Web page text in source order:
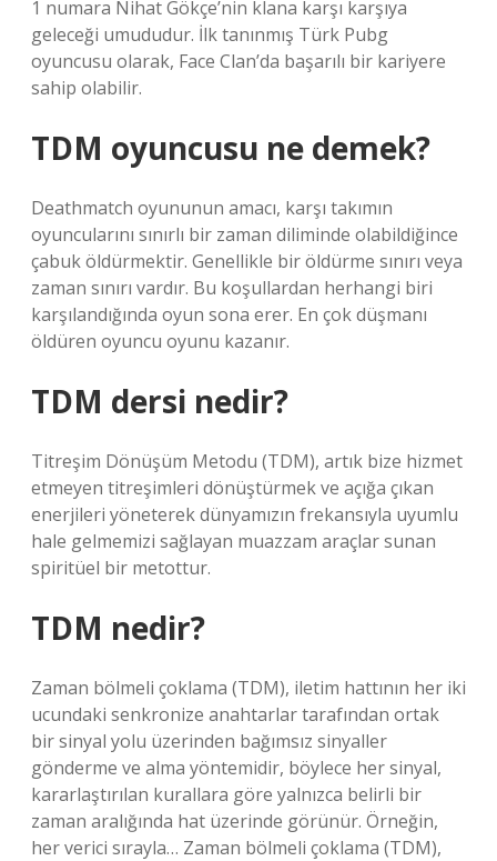
1 numara Nihat Gökçe’nin klana karşı karşıya
geleceği umududur. İlk tanınmış Türk Pubg
oyuncusu olarak, Face Clan’da başarılı bir kariyere
sahip olabilir.
TDM oyuncusu ne demek?
Deathmatch oyununun amacı, karşı takımın
oyuncularını sınırlı bir zaman diliminde olabildiğince
çabuk öldürmektir. Genellikle bir öldürme sınırı veya
zaman sınırı vardır. Bu koşullardan herhangi biri
karşılandığında oyun sona erer. En çok düşmanı
öldüren oyuncu oyunu kazanır.
TDM dersi nedir?
Titreşim Dönüşüm Metodu (TDM), artık bize hizmet
etmeyen titreşimleri dönüştürmek ve açığa çıkan
enerjileri yöneterek dünyamızın frekansıyla uyumlu
hale gelmemizi sağlayan muazzam araçlar sunan
spiritüel bir metottur.
TDM nedir?
Zaman bölmeli çoklama (TDM), iletim hattının her iki
ucundaki senkronize anahtarlar tarafından ortak
bir sinyal yolu üzerinden bağımsız sinyaller
gönderme ve alma yöntemidir, böylece her sinyal,
kararlaştırılan kurallara göre yalnızca belirli bir
zaman aralığında hat üzerinde görünür. Örneğin,
her verici sırayla… Zaman bölmeli çoklama (TDM),